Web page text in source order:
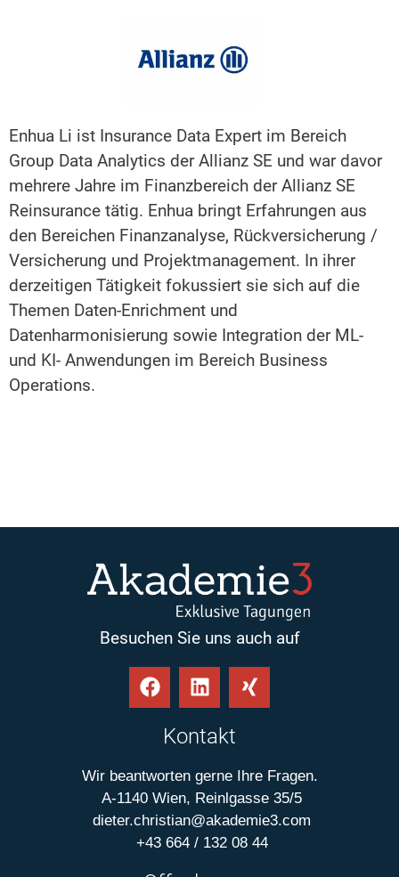
Enhua Li ist Insurance Data Expert im Bereich
Group Data Analytics der Allianz SE und war davor
mehrere Jahre im Finanzbereich der Allianz SE
Reinsurance tätig. Enhua bringt Erfahrungen aus
den Bereichen Finanzanalyse, Rückversicherung /
Versicherung und Projektmanagement. In ihrer
derzeitigen Tätigkeit fokussiert sie sich auf die
Themen Daten-Enrichment und
Datenharmonisierung sowie Integration der ML-
und KI- Anwendungen im Bereich Business
Operations.
Besuchen Sie uns auch auf
Kontakt
Wir beantworten gerne Ihre Fragen.
A-1140 Wien, Reinlgasse 35/5
dieter.christian@akademie3.com
+43 664 / 132 08 44